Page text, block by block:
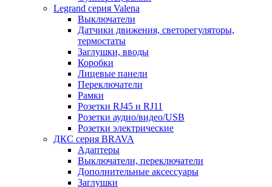
Legrand серия Valena
Выключатели
Датчики движения, светорегуляторы,
термостаты
Заглушки, вводы
Коробки
Лицевые панели
Переключатели
Рамки
Розетки RJ45 и RJ11
Розетки аудио/видео/USB
Розетки электрические
ДКС серия BRAVA
Адаптеры
Выключатели, переключатели
Дополнительные аксессуары
Заглушки